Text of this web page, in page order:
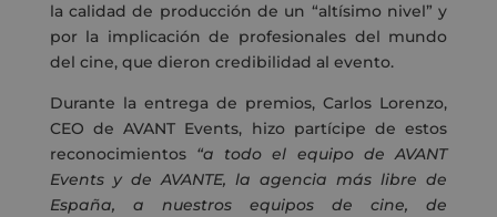
la calidad de producción de un “altísimo nivel” y
por la implicación de profesionales del mundo
del cine, que dieron credibilidad al evento.
Durante la entrega de premios, Carlos Lorenzo,
CEO de AVANT Events, hizo partícipe de estos
reconocimientos “a todo el equipo de AVANT
Events y de AVANTE, la agencia más libre de
España, a nuestros equipos de cine, de